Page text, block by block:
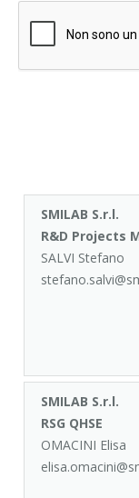
SMILAB S.r.l.
R&D Projects
SALVI Stefano
SMILAB S.r.l.
RSG QHSE
OMACINI Elisa